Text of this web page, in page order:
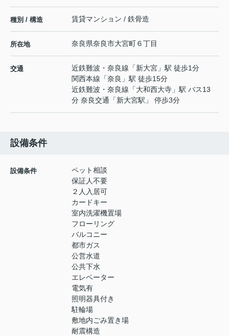
種別 / 構造 賃貸マンション / 鉄骨造
所在地 奈良県奈良市大宮町６丁目
交通 近鉄難波・奈良線 「新大宮 」駅 徒歩1分
関西本線 「奈良 」駅 徒歩15分
近鉄難波・奈良線 「大和西大寺 」駅 バス13
分 奈良交通「新大宮駅」 停歩3分
設備条件
設備条件
ペット相談
保証人不要
２人入居可
カードキー
室内洗濯機置場
フローリング
バルコニー
都市ガス
公営水道
公共下水
エレベーター
電気有
照明器具付き
駐輪場
敷地内ごみ置き場
耐震構造